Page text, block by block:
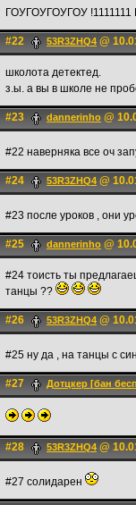
ГОУГОУГОУГОУ !1111111
#22 53R3ZHQ4 @
школота детектед.
з.ы. а вы в школе не
#23 dannerinho @
#22 наверняка все оч
#24 53R3ZHQ4 @
#23 после уроков , они
#25 dannerinho @
#24 тоисть ты
танцы ??
#26 53R3ZHQ4 @
#25 ну да , на танцы с
#27 Дотцкер [бан
#28 53R3ZHQ4 @
#27 солидарен